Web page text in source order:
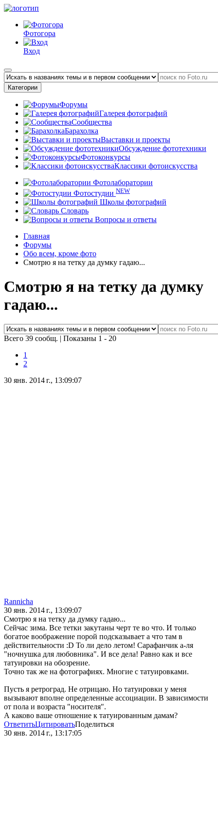
Фотогора
Вход
Категории
Форумы
Галерея фотографий
Сообщества
Барахолка
Выставки и проекты
Обсуждение фототехники
Фотоконкурсы
Классики фотоискусства
Фотолаборатории
Фотостудии NEW
Школы фотографий
Словарь
Вопросы и ответы
Главная
Форумы
Обо всем, кроме фото
Смотрю я на тетку да думку гадаю...
Смотрю я на тетку да думку
гадаю...
Всего 39 сообщ. | Показаны 1 - 20
1
2
30 янв. 2014 г., 13:09:07
Rannicha
30 янв. 2014 г., 13:09:07
Смотрю я на тетку да думку гадаю...
Сейчас зима. Все тетки закутаны черт те во что. И только
богатое воображение порой подсказывает а что там в
действительности :D То ли дело летом! Сарафанчик а-ля
"ночнушка для любовника". И все дела! Равно как и все
татуировки на обозрение.
Точно так же на фотографиях. Многие с татуировками.
Пусть я ретроград. Не отрицаю. Но татуировки у меня
вызывают вполне определенные ассоциации. В зависимости
от пола и возраста "носителя".
А каково ваше отношение к татуированным дамам?
ОтветитьЦитироватьПоделиться
30 янв. 2014 г., 13:17:05